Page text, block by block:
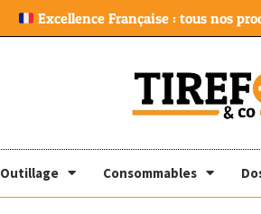
Excellence Française : tous nos
Outillage Consommables